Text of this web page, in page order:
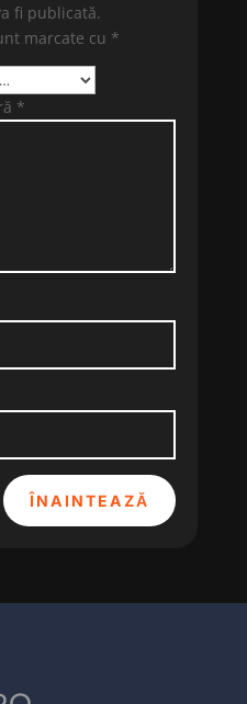
fi publicată.
marcate cu *
*
ÎNAINTEAZĂ